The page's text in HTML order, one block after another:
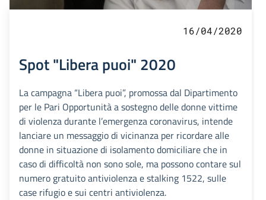
16/04/2020
Spot "Libera puoi" 2020
La campagna “Libera puoi”, promossa dal Dipartimento
per le Pari Opportunità a sostegno delle donne vittime
di violenza durante l’emergenza coronavirus, intende
lanciare un messaggio di vicinanza per ricordare alle
donne in situazione di isolamento domiciliare che in
caso di difficoltà non sono sole, ma possono contare sul
numero gratuito antiviolenza e stalking 1522, sulle
case rifugio e sui centri antiviolenza.